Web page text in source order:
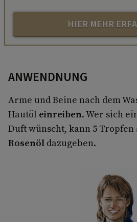
HIER MEHR
ANWENDNUNG
Arme und Beine nach dem
Hautöl einreiben. Wer sich
Duft wünscht, kann 5 Tropfen
Rosenöl dazugeben.